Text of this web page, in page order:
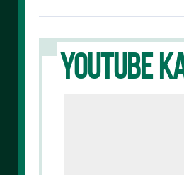
YOUTUBE